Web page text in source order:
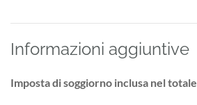
Informazioni aggiuntive
Imposta di soggiorno inclusa nel totale